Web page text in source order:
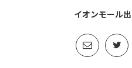
イオンモール